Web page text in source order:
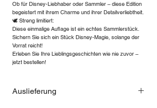
Ob für Disney-Liebhaber oder Sammler – diese Edition
begeistert mit ihrem Charme und ihrer Detailverliebtheit.
🕊 Streng limitiert:
Diese einmalige Auflage ist ein echtes Sammlerstück.
Sichern Sie sich ein Stück Disney-Magie, solange der
Vorrat reicht!
Erleben Sie Ihre Lieblingsgeschichten wie nie zuvor –
jetzt bestellen!
Auslieferung